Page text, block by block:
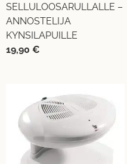
SELLULOOSARULLALLE –
ANNOSTELIJA
KYNSILAPUILLE
19,90 €